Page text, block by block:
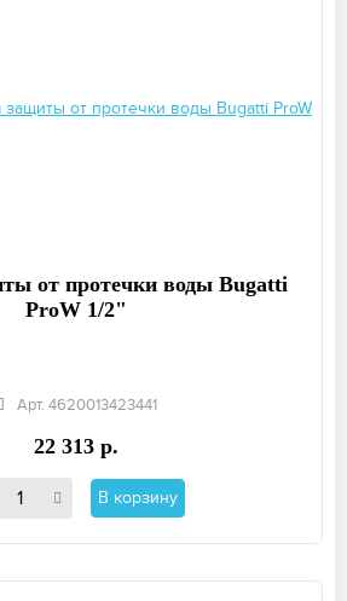
от протечки воды Bugatti
ProW 1/2"
Арт. 4620013423441
22 313 р.
В корзину